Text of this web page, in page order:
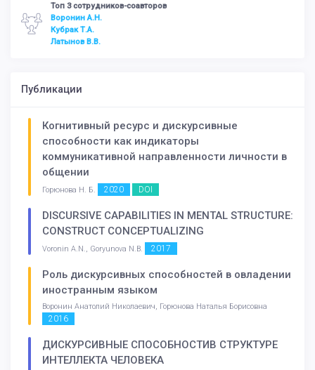
Топ 3 сотрудников-соавторов
Воронин А.Н.
Кубрак Т.А.
Латынов В.В.
Публикации
Когнитивный ресурс и дискурсивные
способности как индикаторы
коммуникативной направленности личности в
общении
Горюнова Н. Б. 2020 DOI
DISCURSIVE CAPABILITIES IN MENTAL STRUCTURE:
CONSTRUCT CONCEPTUALIZING
Voronin A.N., Goryunova N.B. 2017
Роль дискурсивных способностей в овладении
иностранным языком
Воронин Анатолий Николаевич, Горюнова Наталья Борисовна
2016
ДИСКУРСИВНЫЕ СПОСОБНОСТИВ СТРУКТУРЕ
ИНТЕЛЛЕКТА ЧЕЛОВЕКА